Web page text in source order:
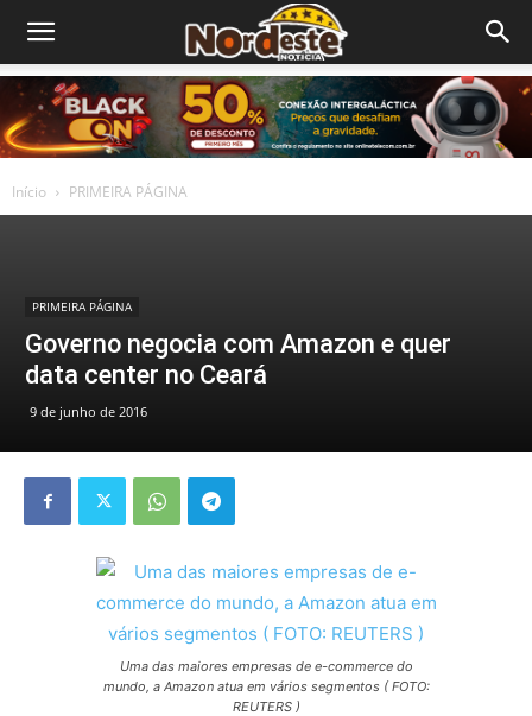
Início PRIMEIRA PÁGINA
PRIMEIRA PÁGINA
Governo negocia com Amazon e quer
data center no Ceará
9 de junho de 2016
Uma das maiores empresas de e-commerce do
mundo, a Amazon atua em vários segmentos ( FOTO:
REUTERS )